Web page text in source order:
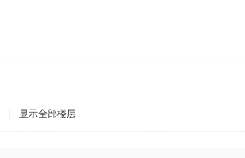
显示全部楼层